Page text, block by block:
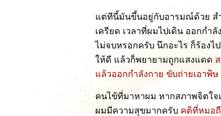
แต่ทีนี้มันขึ้นอยู่กับอารมณ์ด้วย ส
เครียด เวลาที่ผมไปเดิน ออกกำ
ไม่จบหรอกครับ นึกอะไร ก็ร้องไ
ให้ดี แล้วก็พยายามถูกแสงแดด
แล้วออกกำลังกาย ขับถ่ายเอาพิ
คนไข้ที่มาหาผม หากสภาพจิตใจ
ผมมีความสุขมากครับ คติที่หมอถื